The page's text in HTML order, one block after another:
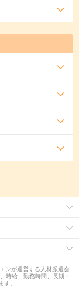
ンが運営する人材派遣会
時給、勤務時間、長期・
。